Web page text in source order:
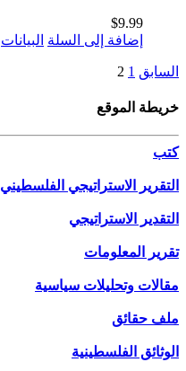
$9.99
إضافة إلى السلة البيانات
السابق 1
2
خريطة الموقع
كتب
التقرير الاستراتيجي الفلسطيني
التقدير الاستراتيجي
تقرير المعلومات
مقالات وتحليلات سياسية
ملف حقائق
الوثائق الفلسطينية